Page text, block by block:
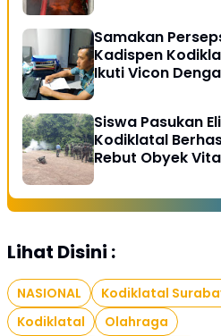
Kobocoran
Samakan
Kadispen
Ikuti Vicon
Siswa Pasukan
Kodiklatal
Rebut Obyek
Lihat Disini :
NASIONAL
Kodiklatal
Kodiklatal
Olahraga